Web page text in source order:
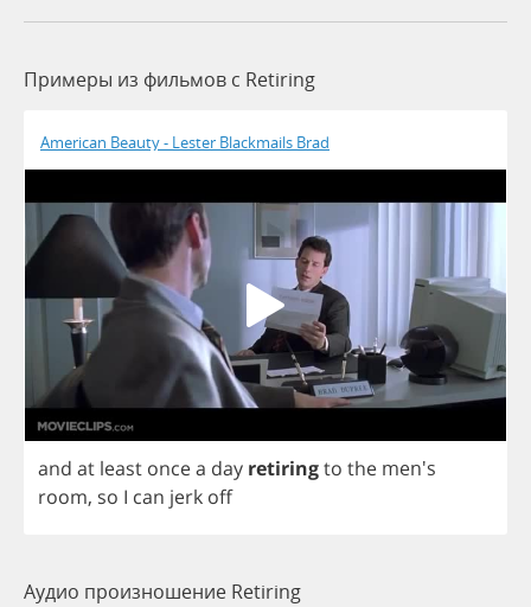
Примеры из фильмов c Retiring
American Beauty - Lester Blackmails Brad
and at least oncea day retiringto the men's
room, so I can jerk off
Аудио произношение Retiring